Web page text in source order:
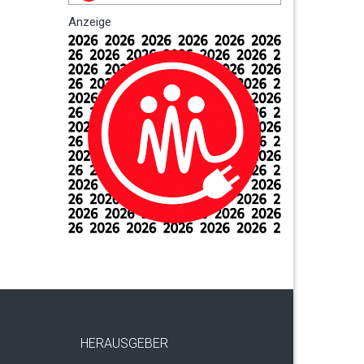
Anzeige
HERAUSGEBER